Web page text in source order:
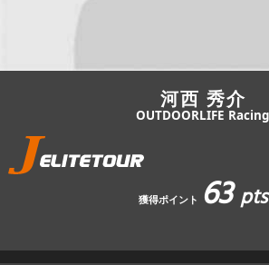
河西 秀介
OUTDOORLIFE Racing
獲得ポイント 63pts